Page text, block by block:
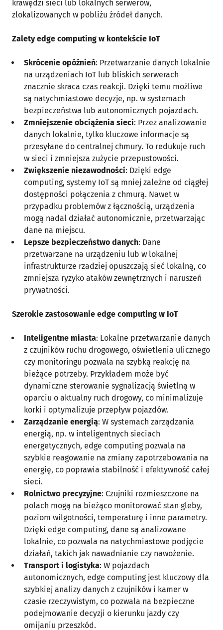
krawędzi sieci lub lokalnych serwerów,
zlokalizowanych w pobliżu źródeł danych.
Zalety edge computing w kontekście IoT
Skrócenie opóźnień: Przetwarzanie danych lokalnie
na urządzeniach IoT lub bliskich serwerach
znacznie skraca czas reakcji. Dzięki temu możliwe
są natychmiastowe decyzje, np. w systemach
bezpieczeństwa lub autonomicznych pojazdach.
Zmniejszenie obciążenia sieci: Przez analizowanie
danych lokalnie, tylko kluczowe informacje są
przesyłane do centralnej chmury. To redukuje ruch
w sieci i zmniejsza zużycie przepustowości.
Zwiększenie niezawodności: Dzięki edge
computing, systemy IoT są mniej zależne od ciągłej
dostępności połączenia z chmurą. Nawet w
przypadku problemów z łącznością, urządzenia
mogą nadal działać autonomicznie, przetwarzając
dane na miejscu.
Lepsze bezpieczeństwo danych: Dane
przetwarzane na urządzeniu lub w lokalnej
infrastrukturze rzadziej opuszczają sieć lokalną, co
zmniejsza ryzyko ataków zewnętrznych i naruszeń
prywatności.
Szerokie zastosowanie edge computing w IoT
Inteligentne miasta: Lokalne przetwarzanie danych
z czujników ruchu drogowego, oświetlenia ulicznego
czy monitoringu pozwala na szybką reakcję na
bieżące potrzeby. Przykładem może być
dynamiczne sterowanie sygnalizacją świetlną w
oparciu o aktualny ruch drogowy, co minimalizuje
korki i optymalizuje przepływ pojazdów.
Zarządzanie energią: W systemach zarządzania
energią, np. w inteligentnych sieciach
energetycznych, edge computing pozwala na
szybkie reagowanie na zmiany zapotrzebowania na
energię, co poprawia stabilność i efektywność całej
sieci.
Rolnictwo precyzyjne: Czujniki rozmieszczone na
polach mogą na bieżąco monitorować stan gleby,
poziom wilgotności, temperaturę i inne parametry.
Dzięki edge computing, dane są analizowane
lokalnie, co pozwala na natychmiastowe podjęcie
działań, takich jak nawadnianie czy nawożenie.
Transport i logistyka: W pojazdach
autonomicznych, edge computing jest kluczowy dla
szybkiej analizy danych z czujników i kamer w
czasie rzeczywistym, co pozwala na bezpieczne
podejmowanie decyzji o kierunku jazdy czy
omijaniu przeszkód.